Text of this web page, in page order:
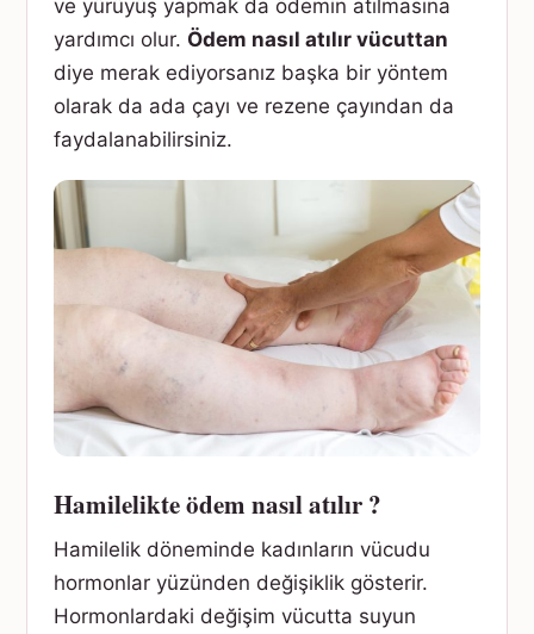
ve yürüyüş yapmak da ödemin atılmasına
yardımcı olur. Ödem nasıl atılır vücuttan
diye merak ediyorsanız başka bir yöntem
olarak da ada çayı ve rezene çayından da
faydalanabilirsiniz.
Hamilelikte ödem nasıl atılır ?
Hamilelik döneminde kadınların vücudu
hormonlar yüzünden değişiklik gösterir.
Hormonlardaki değişim vücutta suyun